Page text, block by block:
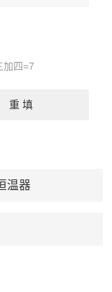
加四=7
温器